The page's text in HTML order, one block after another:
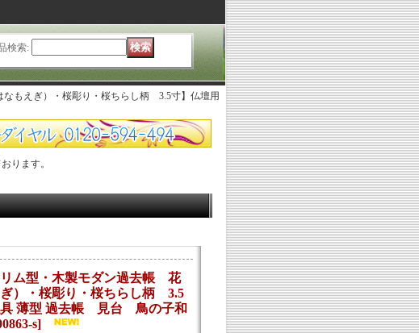
検索:
もえぎ）・桜彫り・桜ちらし柄 3.5寸】仏壇用
ります。
リム型・木製モダン過去帳 花
）・桜彫り・桜ちらし柄 3.5
具 薄型 過去帳 見台 鳥の子和
s]